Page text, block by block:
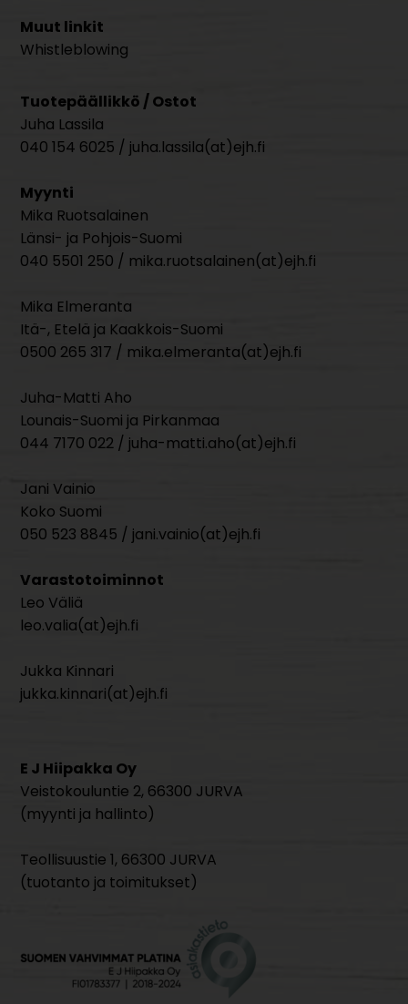
Muut linkit
Whistleblowing
Tuotepäällikkö / Ostot
Juha Lassila
040 154 6025 / juha.lassila(at)ejh.fi
Myynti
Mika Ruotsalainen
Länsi- ja Pohjois-Suomi
040 5501 250 / mika.ruotsalainen(at)ejh.fi
Mika Elmeranta
Itä-, Etelä ja Kaakkois-Suomi
0500 265 317 / mika.elmeranta(at)ejh.fi
Juha-Matti Aho
Lounais-Suomi ja Pirkanmaa
044 7170 022 / juha-matti.aho(at)ejh.fi
Jani Vainio
Koko Suomi
050 523 8845 / jani.vainio(at)ejh.fi
Varastotoiminnot
Leo Väliä
leo.valia(at)ejh.fi
Jukka Kinnari
jukka.kinnari(at)ejh.fi
E J Hiipakka Oy
Veistokouluntie 2, 66300 JURVA
(myynti ja hallinto)
Teollisuustie 1, 66300 JURVA
(tuotanto ja toimitukset)